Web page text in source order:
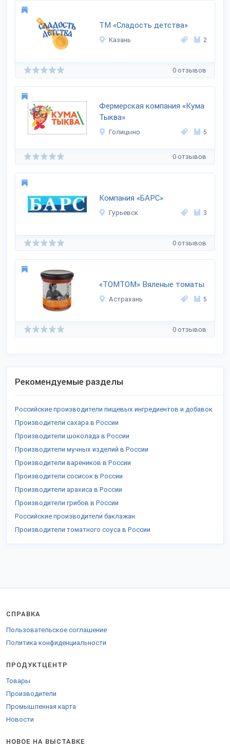
ТМ «Сладость детства»
Казань 2
0 отзывов
Фермерская компания «Кума
Тыква»
Голицыно 5
0 отзывов
Компания «БАРС»
Гурьевск 3
0 отзывов
«ТОМТОМ» Вяленые томаты
Астрахань 5
0 отзывов
Рекомендуемые разделы
Российские производители пищевых ингредиентов и добавок
Производители сахара в России
Производители шоколада в России
Производители мучных изделий в России
Производители вареников в России
Производители сосисок в России
Производители арахиса в России
Производители грибов в России
Российские производители баклажан
Производители томатного соуса в России
СПРАВКА
Пользовательское соглашение
Политика конфиденциальности
ПРОДУКТЦЕНТР
Товары
Производители
Промышленная карта
Новости
НОВОЕ НА ВЫСТАВКЕ